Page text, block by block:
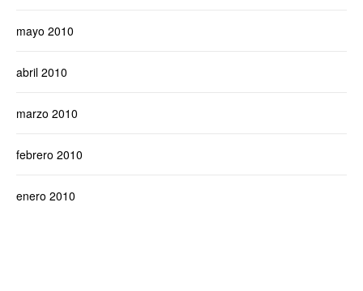
mayo 2010
abril 2010
marzo 2010
febrero 2010
enero 2010